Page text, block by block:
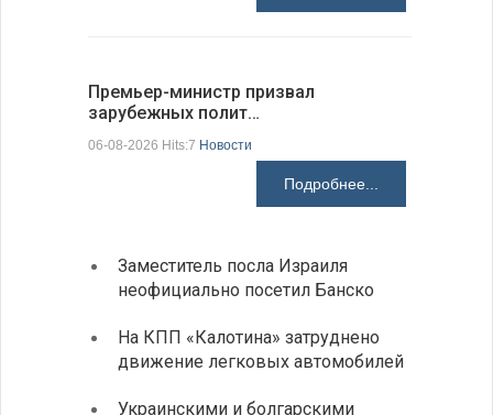
Премьер-министр призвал
зарубежных полит…
06-08-2026 Hits:7 Новости
Подробнее...
Заместитель посла Израиля
неофициально посетил Банско
На КПП «Калотина» затруднено
движение легковых автомобилей
Украинскими и болгарскими